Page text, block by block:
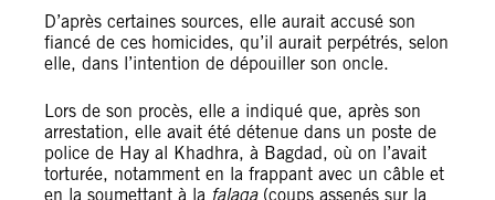
D’après certaines sources, elle aurait accusé son
fiancé de ces homicides, qu’il aurait perpétrés, selon
elle, dans l’intention de dépouiller son oncle.
Lors de son procès, elle a indiqué que, après son
arrestation, elle avait été détenue dans un poste de
police de Hay al Khadhra, à Bagdad, où on l’avait
torturée, notamment en la frappant avec un câble et
en la soumettant à la falaqa(coups assenés sur la